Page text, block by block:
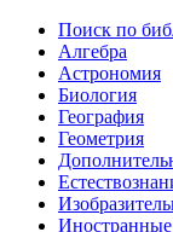
Поиск по
Алгебра
Астрономия
Биология
География
Геометрия